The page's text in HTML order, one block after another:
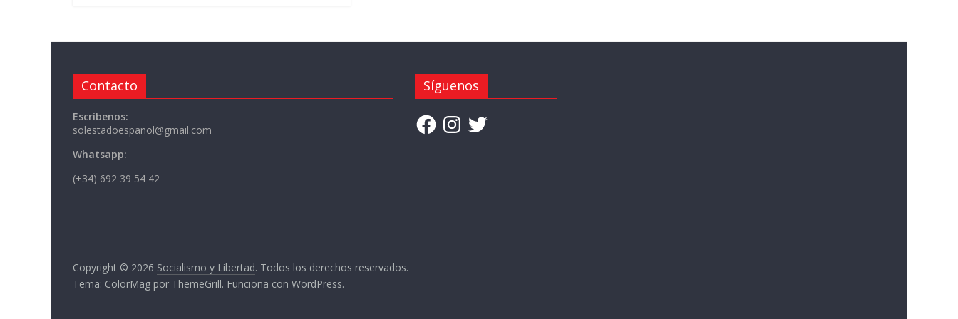
Contacto
Escríbenos:
solestadoespanol@gmail.com
Whatsapp:
(+34) 692 39 54 42
Síguenos
FacebookInstagram
Twitter
Copyright © 2026 Socialismo y Libertad. Todos los derechos reservados.
Tema: ColorMag por ThemeGrill. Funciona con WordPress.